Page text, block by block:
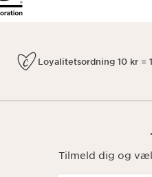
Loyalitetsordning 10 kr =
Tilmeld dig og